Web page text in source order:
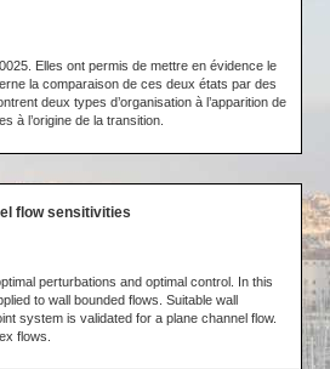
Elles ont permis de mettre en évidence le
la comparaison de ces deux états par des
deux types d’organisation à l’apparition de
à l’origine de la transition.
flow sensitivities
perturbations and optimal control. In this
to wall bounded flows. Suitable wall
system is validated for a plane channel flow.
flows.